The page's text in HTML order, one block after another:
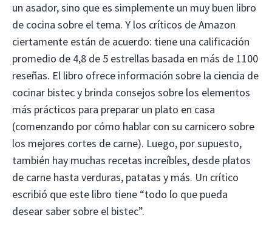
un asador, sino que es simplemente un muy buen libro
de cocina sobre el tema. Y los críticos de Amazon
ciertamente están de acuerdo: tiene una calificación
promedio de 4,8 de 5 estrellas basada en más de 1100
reseñas. El libro ofrece información sobre la ciencia de
cocinar bistec y brinda consejos sobre los elementos
más prácticos para preparar un plato en casa
(comenzando por cómo hablar con su carnicero sobre
los mejores cortes de carne). Luego, por supuesto,
también hay muchas recetas increíbles, desde platos
de carne hasta verduras, patatas y más. Un crítico
escribió que este libro tiene “todo lo que pueda
desear saber sobre el bistec”.